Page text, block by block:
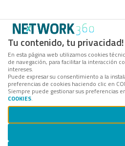
Tu contenido, tu privacidad!
En esta página web utilizamos cookies
de navegación, para facilitar la interacción
intereses.
Puede expresar su consentimiento a la
preferencias de cookies haciendo clic en
Siempre puede gestionar sus preferencias
COOKIES.